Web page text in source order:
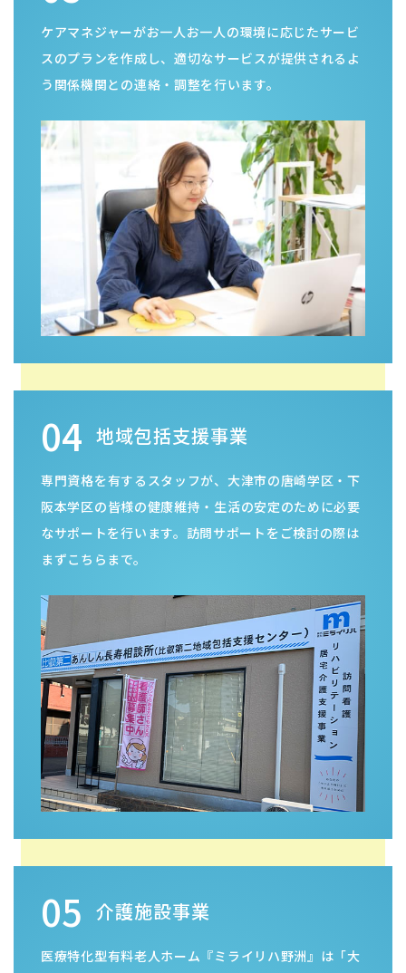
スのプランを作成し、適切なサービスが提供されるよ
う関係機関との連絡・調整を行います。
04 地域包括支援事業
専門資格を有するスタッフが、大津市の唐崎学区・下
阪本学区の皆様の健康維持・生活の安定のために必要
なサポートを行います。訪問サポートをご検討の際は
まずこちらまで。
05 介護施設事業
医療特化型有料老人ホーム『ミライリハ野洲』は「大
切な人」の「大切な場所」を目指しています。看護
師、介護職が24時間施設に常駐することで医療的なケ